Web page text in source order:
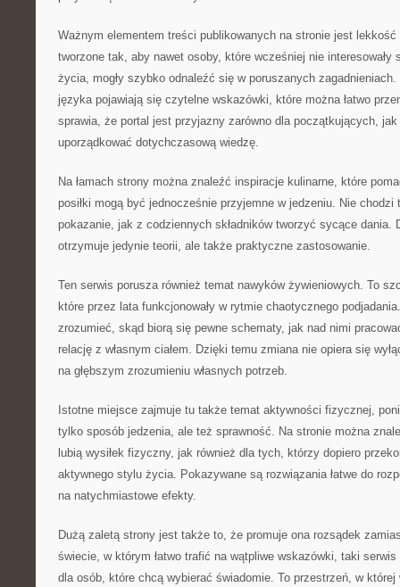
Ważnym elementem treści publikowanych na stronie jest lekkość
tworzone tak, aby nawet osoby, które wcześniej nie interesowały
życia, mogły szybko odnaleźć się w poruszanych
języka pojawiają się czytelne wskazówki, które można łatwo
sprawia, że portal jest przyjazny zarówno dla początkujących,
uporządkować dotychczasową wiedzę.
Na łamach strony można znaleźć inspiracje kulinarne, które
posiłki mogą być jednocześnie przyjemne w jedzeniu. Nie
pokazanie, jak z codziennych składników tworzyć sycące dania.
otrzymuje jedynie teorii, ale także praktyczne zastosowanie.
Ten serwis porusza również temat nawyków żywieniowych. To
które przez lata funkcjonowały w rytmie chaotycznego
zrozumieć, skąd biorą się pewne schematy, jak nad nimi
relację z własnym ciałem. Dzięki temu zmiana nie opiera się
na głębszym zrozumieniu własnych potrzeb.
Istotne miejsce zajmuje tu także temat aktywności fizycznej,
tylko sposób jedzenia, ale też sprawność. Na stronie można
lubią wysiłek fizyczny, jak również dla tych, którzy dopiero
aktywnego stylu życia. Pokazywane są rozwiązania łatwe do
na natychmiastowe efekty.
Dużą zaletą strony jest także to, że promuje ona rozsądek
świecie, w którym łatwo trafić na wątpliwe wskazówki, taki
dla osób, które chcą wybierać świadomie. To przestrzeń, w